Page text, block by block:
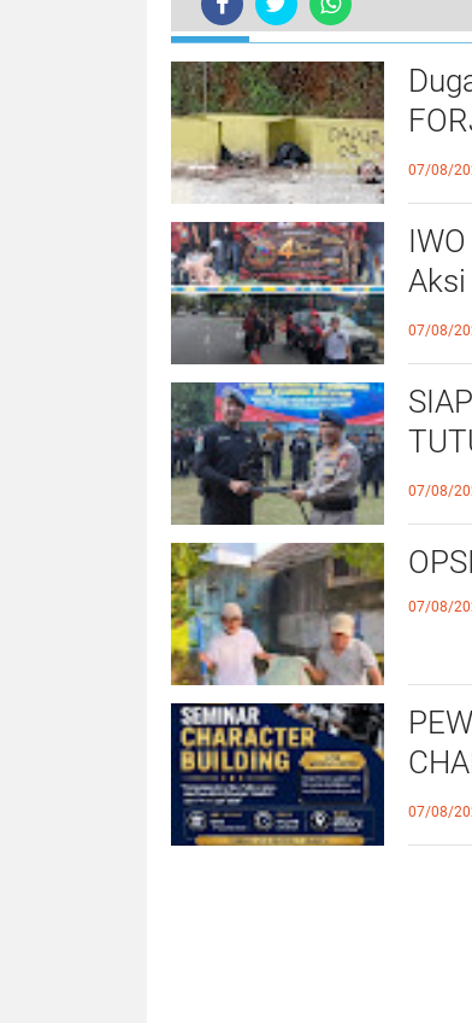
Camat Cisata Sambut Tim
TERKINI
07/08/
Aksi
07/08/
07/08/
07/08/
07/08/